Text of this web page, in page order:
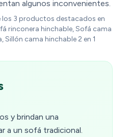
algunos inconvenientes.
los 3 productos destacados en
rinconera hinchable, Sofá cama
cama hinchable 2 en 1
y brindan una
a un sofá tradicional.